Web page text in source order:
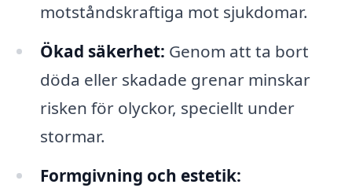
motståndskraftiga mot sjukdomar.
Ökad säkerhet: Genom att ta bort
döda eller skadade grenar minskar
risken för olyckor, speciellt under
stormar.
Formgivning och estetik: